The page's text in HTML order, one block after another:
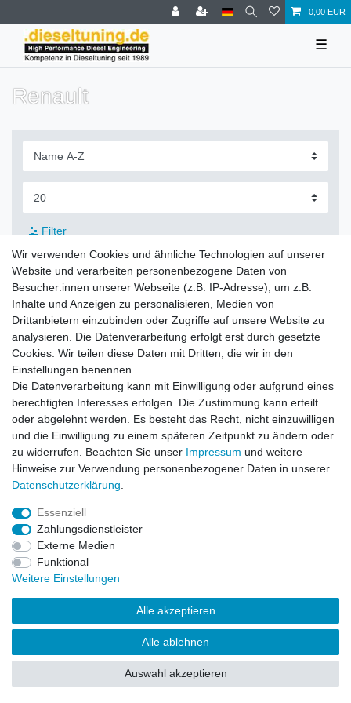
0,00 EUR
☰
Renault
Filter
Zahlung und Versand
Daten­schutz­erklärung
Barrierefreiheitserklärung Widerrufs­recht
Vertrag widerrufen
© Copyright 2026 | Alle Rechte vorbehalten.
Wir verwenden Cookies und ähnliche Technologien auf unserer
Website und verarbeiten personenbezogene Daten von
Besucher:innen unserer Webseite (z.B. IP-Adresse), um z.B.
Inhalte und Anzeigen zu personalisieren, Medien von
Drittanbietern einzubinden oder Zugriffe auf unsere Website zu
analysieren. Die Datenverarbeitung erfolgt erst durch gesetzte
Cookies. Wir teilen diese Daten mit Dritten, die wir in den
Einstellungen benennen.
Die Datenverarbeitung kann mit Einwilligung oder aufgrund eines
berechtigten Interesses erfolgen. Die Zustimmung kann erteilt
oder abgelehnt werden. Es besteht das Recht, nicht einzuwilligen
und die Einwilligung zu einem späteren Zeitpunkt zu ändern oder
zu widerrufen. Beachten Sie unser Impressum und weitere
Hinweise zur Verwendung personenbezogener Daten in unserer
Daten­schutz­erklärung
Essenziell
Zahlungsdienstleister
Externe Medien
Funktional
Weitere Einstellungen
Alle akzeptieren
Alle ablehnen
Auswahl akzeptieren